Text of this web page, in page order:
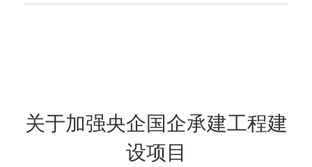
关于加强央企国企承建工程建
设项目